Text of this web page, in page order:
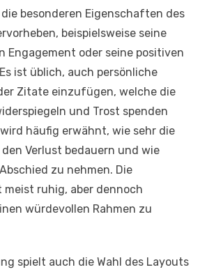
besonderen Eigenschaften des
beispielsweise seine
Engagement oder seine positiven
ist üblich, auch persönliche
Zitate einzufügen, welche die
und Trost spenden
häufig erwähnt, wie sehr die
Verlust bedauern und wie
zu nehmen. Die
meist ruhig, aber dennoch
würdevollen Rahmen zu
spielt auch die Wahl des Layouts